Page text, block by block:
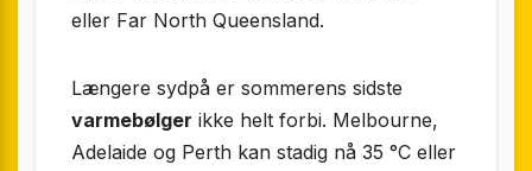
eller Far North Queensland.
Længere sydpå er sommerens sidste
varmebølger ikke helt forbi. Melbourne,
Adelaide og Perth kan stadig nå 35 °C eller